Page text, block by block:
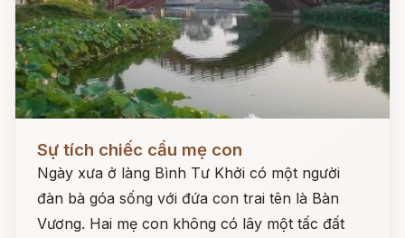
Sự tích chiếc cầu mẹ con
Ngày xưa ở làng Bình Tư Khởi có một người
đàn bà góa sống với đứa con trai tên là Bàn
Vương. Hai mẹ con không có lây một tấc đất